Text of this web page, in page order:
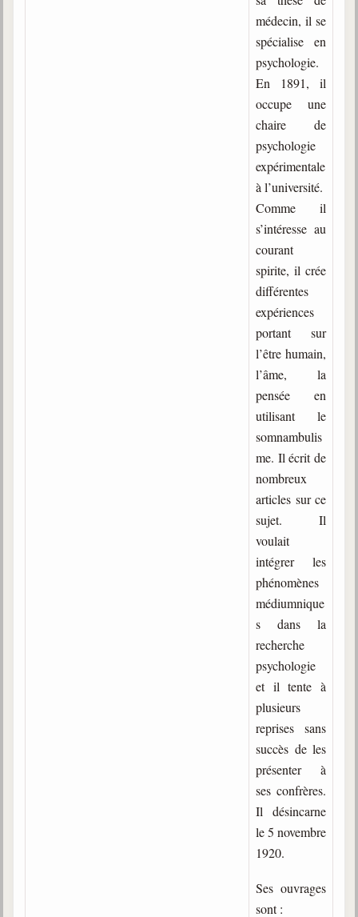
médecin, il se
spécialise en
psychologie.
En 1891, il
occupe une
chaire de
psychologie
expérimentale
à l’université.
Comme il
s’intéresse au
courant
spirite, il crée
différentes
expériences
portant sur
l’être humain,
l’âme, la
pensée en
utilisant le
somnambulis
me. Il écrit de
nombreux
articles sur ce
sujet. Il
voulait
intégrer les
phénomènes
médiumnique
s dans la
recherche
psychologie
et il tente à
plusieurs
reprises sans
succès de les
présenter à
ses confrères.
Il désincarne
le 5 novembre
1920.
Ses ouvrages
sont :